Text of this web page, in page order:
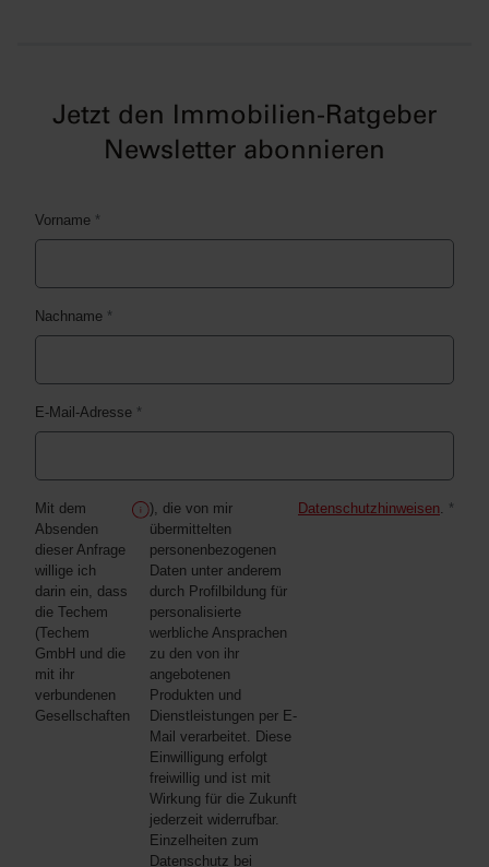
Jetzt den Immobilien-Ratgeber
Newsletter abonnieren
*
Vorname
*
Nachname
*
E-Mail-Adresse
*
Mit dem
Absenden
dieser Anfrage
willige ich
darin ein, dass
die Techem
(Techem
GmbH und die
mit ihr
verbundenen
Gesellschaften
), die von mir
übermittelten
personenbezogenen
Daten unter anderem
durch Profilbildung für
personalisierte
werbliche Ansprachen
zu den von ihr
angebotenen
Produkten und
Dienstleistungen per E-
Mail verarbeitet. Diese
Einwilligung erfolgt
freiwillig und ist mit
Wirkung für die Zukunft
jederzeit widerrufbar.
Einzelheiten zum
Datenschutz bei
Datenschutzhinweisen.